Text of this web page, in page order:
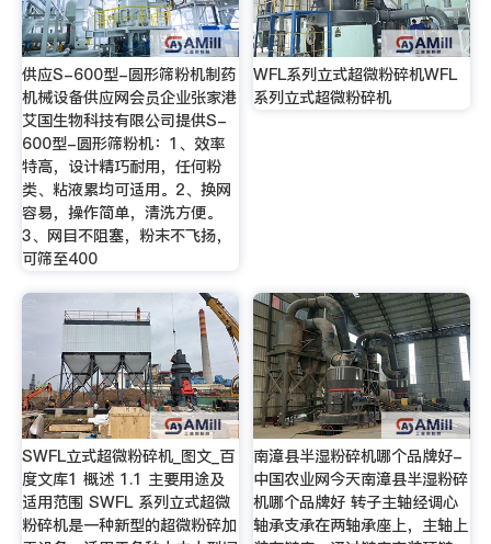
供应S-600型-圆形筛粉机制药
机械设备供应网会员企业张家港
艾国生物科技有限公司提供S-
600型-圆形筛粉机：1、效率
特高，设计精巧耐用，任何粉
类、粘液累均可适用。2、换网
容易，操作简单，清洗方便。
3、网目不阻塞，粉末不飞扬，
可筛至400
WFL系列立式超微粉碎机WFL
系列立式超微粉碎机
SWFL立式超微粉碎机_图文_百
度文库1 概述 1.1 主要用途及
适用范围 SWFL 系列立式超微
粉碎机是一种新型的超微粉碎加
南漳县半湿粉碎机哪个品牌好-
中国农业网今天南漳县半湿粉碎
机哪个品牌好 转子主轴经调心
轴承支承在两轴承座上，主轴上